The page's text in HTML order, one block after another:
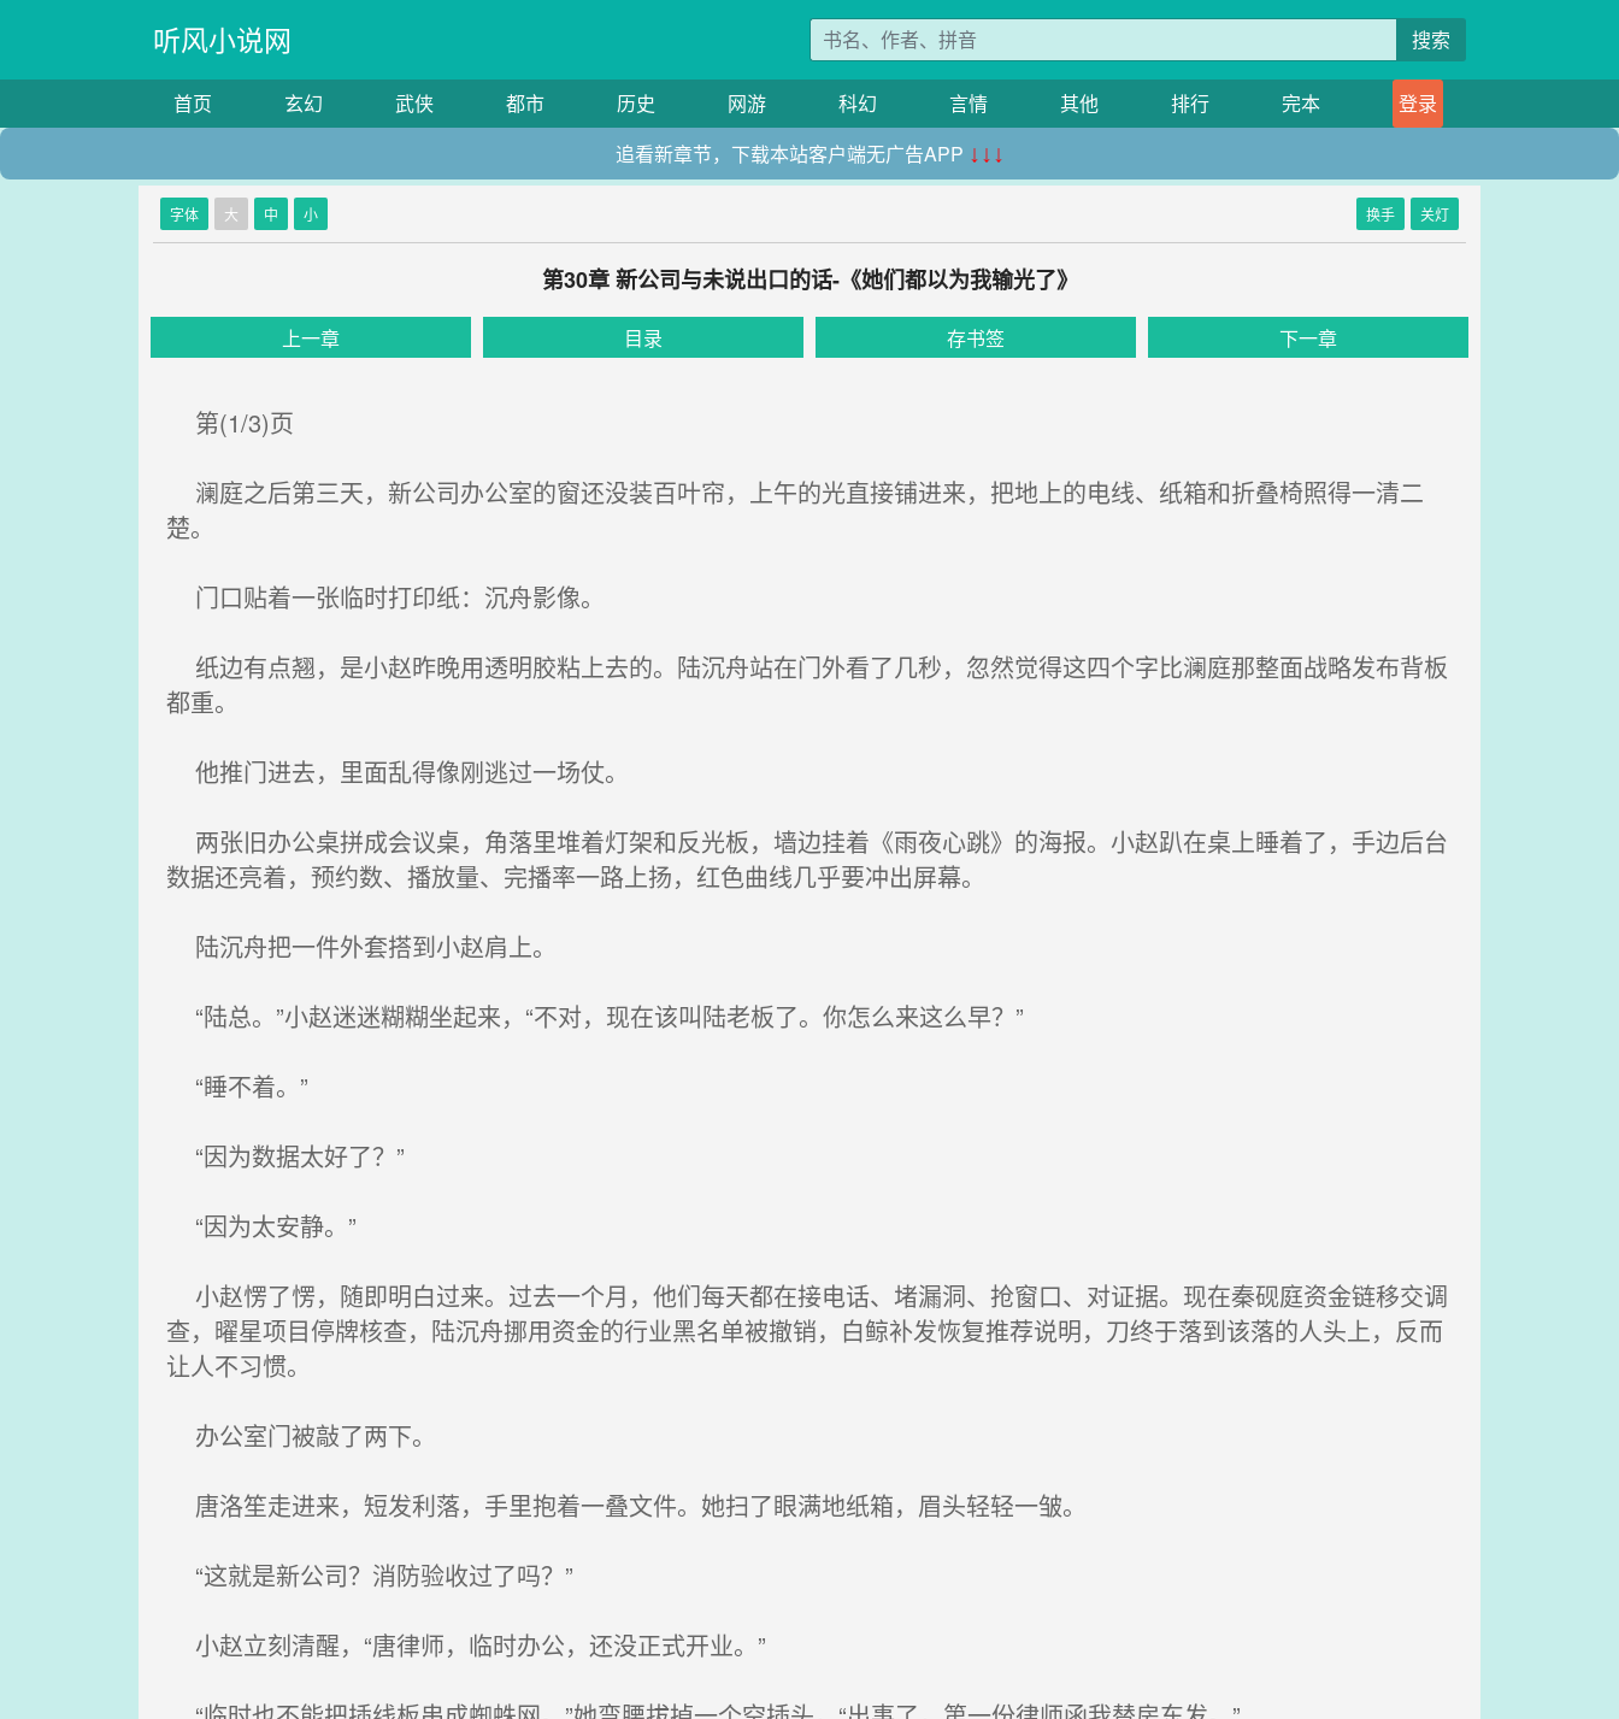
听风小说网 搜索
首页 玄幻 武侠 都市 历史 网游 科幻 言情 其他 排行 完本
登录
追看新章节，下载本站客户端无广告APP ↓↓↓
字体 大 中 小 换手 关灯
第30章 新公司与未说出口的话-《她们都以为我输光了》
上一章 目录 存书签 下一章
第(1/3)页
澜庭之后第三天，新公司办公室的窗还没装百叶帘，上午的光直接铺进来，把地上的电线、纸箱和折叠椅照得一清二
楚。
门口贴着一张临时打印纸：沉舟影像。
纸边有点翘，是小赵昨晚用透明胶粘上去的。陆沉舟站在门外看了几秒，忽然觉得这四个字比澜庭那整面战略发布背板
都重。
他推门进去，里面乱得像刚逃过一场仗。
两张旧办公桌拼成会议桌，角落里堆着灯架和反光板，墙边挂着《雨夜心跳》的海报。小赵趴在桌上睡着了，手边后台
数据还亮着，预约数、播放量、完播率一路上扬，红色曲线几乎要冲出屏幕。
陆沉舟把一件外套搭到小赵肩上。
“陆总。”小赵迷迷糊糊坐起来，“不对，现在该叫陆老板了。你怎么来这么早？”
“睡不着。”
“因为数据太好了？”
“因为太安静。”
小赵愣了愣，随即明白过来。过去一个月，他们每天都在接电话、堵漏洞、抢窗口、对证据。现在秦砚庭资金链移交调
查，曜星项目停牌核查，陆沉舟挪用资金的行业黑名单被撤销，白鲸补发恢复推荐说明，刀终于落到该落的人头上，反而
让人不习惯。
办公室门被敲了两下。
唐洛笙走进来，短发利落，手里抱着一叠文件。她扫了眼满地纸箱，眉头轻轻一皱。
“这就是新公司？消防验收过了吗？”
小赵立刻清醒，“唐律师，临时办公，还没正式开业。”